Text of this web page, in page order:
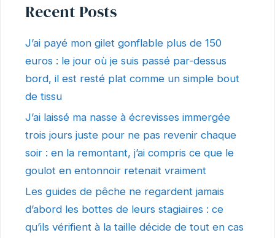
Recent Posts
J’ai payé mon gilet gonflable plus de 150
euros : le jour où je suis passé par-dessus
bord, il est resté plat comme un simple bout
de tissu
J’ai laissé ma nasse à écrevisses immergée
trois jours juste pour ne pas revenir chaque
soir : en la remontant, j’ai compris ce que le
goulot en entonnoir retenait vraiment
Les guides de pêche ne regardent jamais
d’abord les bottes de leurs stagiaires : ce
qu’ils vérifient à la taille décide de tout en cas